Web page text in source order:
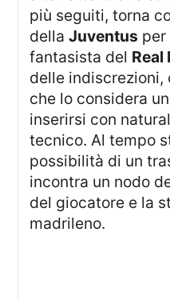
più seguiti, torna
dellaJuventus per
fantasista del Real
delle indiscrezioni,
che lo considera
inserirsi con
tecnico. Al tempo
possibilità di un
incontra un nodo
del giocatore e la
madrileno.